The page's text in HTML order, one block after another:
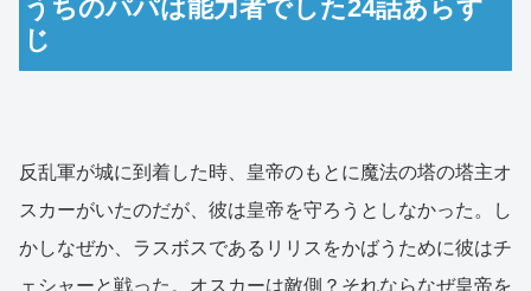
うちのパパは能力者でした24話あらす
じ
反乱軍が城に到着した時、皇帝のもとに魔法の塔の塔主オ
スカーがいたのだが、彼は皇帝を守ろうとしなかった。し
かしなぜか、ラスボスであるリリスをかばうために彼はチ
ェシャーと戦った。オスカーは敵側？それならなぜ皇帝を